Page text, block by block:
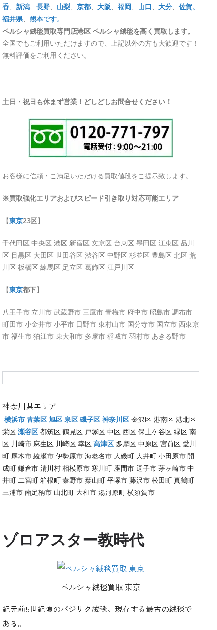
香、 新潟、 長野、 山梨、 京都、 大阪、 福岡、 山口、 大分、 佐賀、
福井県、 熊本です。
ペルシャ絨毯買取専門店港区 ペルシャ絨毯を高く買取します。
全国でもご利用いただけますので、上記以外の方も大歓迎です！
無料評価をご利用ください。
土日・祝日も休まず営業！どしどしお問合せください！
お客様に信頼・ご満足いただける買取値段をご提示致します。
※買取強化エリアおよびスピード引き取り対応可能エリア
【東京23区】
千代田区 中央区 港区 新宿区 文京区 台東区 墨田区 江東区 品川
区 目黒区 大田区 世田谷区 渋谷区 中野区 杉並区 豊島区 北区 荒
川区 板橋区 練馬区 足立区 葛飾区 江戸川区
【東京都下】
八王子市 立川市 武蔵野市 三鷹市 青梅市 府中市 昭島市 調布市
町田市 小金井市 小平市 日野市 東村山市 国分寺市 国立市 西東京
市 福生市 狛江市 東大和市 多摩市 稲城市 羽村市 あきる野市
神奈川県エリア
横浜市 青葉区 旭区 泉区 磯子区 神奈川区 金沢区 港南区 港北区
栄区 瀬谷区 都筑区 鶴見区 戸塚区 中区 西区 保土ケ谷区 緑区 南
区 川崎市 麻生区 川崎区 幸区 高津区 多摩区 中原区 宮前区 愛川
町 厚木市 綾瀬市 伊勢原市 海老名市 大磯町 大井町 小田原市 開
成町 鎌倉市 清川村 相模原市 寒川町 座間市 逗子市 茅ヶ崎市 中
井町 二宮町 箱根町 秦野市 葉山町 平塚市 藤沢市 松田町 真鶴町
三浦市 南足柄市 山北町 大和市 湯河原町 横須賀市
ゾロアスター教時代
ペルシャ絨毯買取 東京
紀元前5世紀頃のパジリク絨毯。現存する最古の絨毯で
ある。